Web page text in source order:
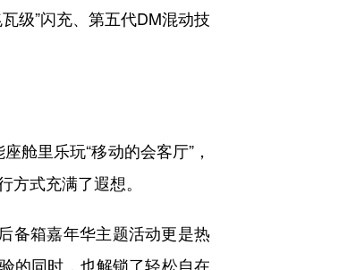
级”闪充、第五代DM混动技
里乐玩“移动的会客厅”，
式充满了遐想。
备箱嘉年华主题活动更是热
的同时，也解锁了轻松自在